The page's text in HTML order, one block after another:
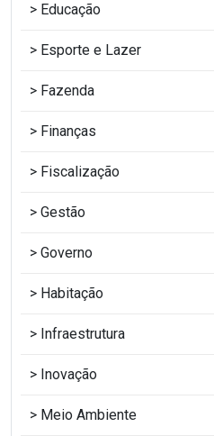
Educação
Esporte e Lazer
Fazenda
Finanças
Fiscalização
Gestão
Governo
Habitação
Infraestrutura
Inovação
Meio Ambiente